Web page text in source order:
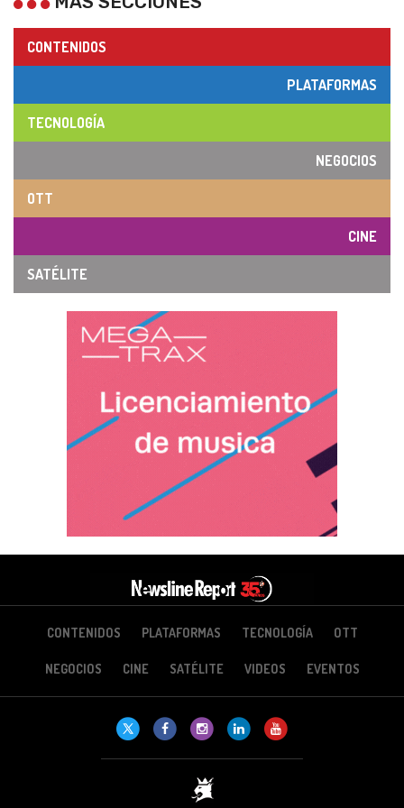
CONTENIDOS
PLATAFORMAS
TECNOLOGÍA
NEGOCIOS
OTT
CINE
SATÉLITE
CONTENIDOS PLATAFORMAS TECNOLOGÍA OTT
NEGOCIOS CINE SATÉLITE VIDEOS EVENTOS